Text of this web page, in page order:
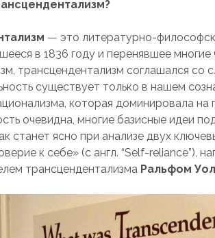
— это литературно-
в 1836 году и перенявшее
трансцендентализм соглашался со
существует только в нашем
которая доминировала на
очевидна, многие базисные идеи
станет ясно при анализе двух
к себе» (с англ. “Self-reliance”),
трансцендентализма Ральфом